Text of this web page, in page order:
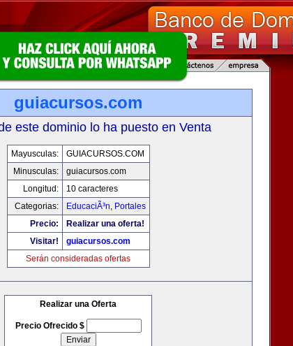
guiacursos.com
este dominio lo ha puesto en Venta
Mayusculas:
GUIACURSOS.COM
Minusculas:
guiacursos.com
Longitud:
10 caracteres
Categorias:
EducaciÃ³n, Portales
Precio:
Realizar una oferta!
Visitar!
guiacursos.com
Serán consideradas ofertas
Realizar una Oferta
Precio Ofrecido $